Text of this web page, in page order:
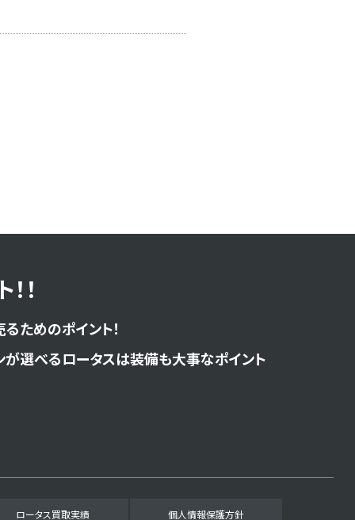
！
ためのポイント！
が選べるロータスは装備も大事なポイント
ロータス買取実績 個人情報保護方針